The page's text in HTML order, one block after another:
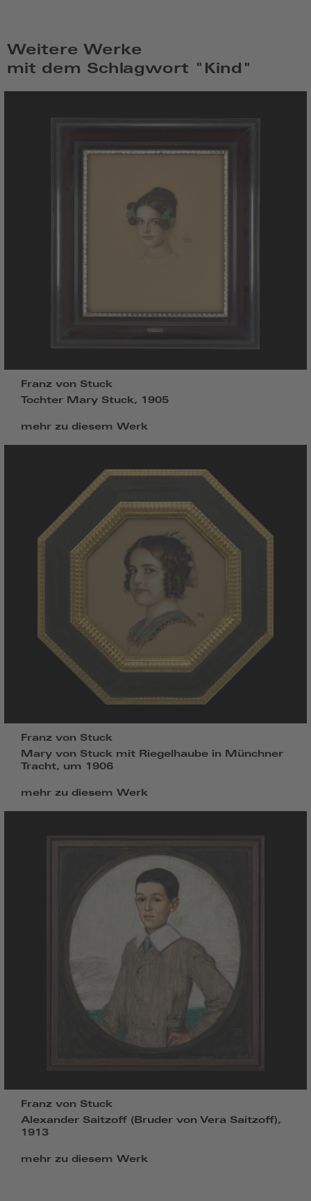
Weitere Werke
mit dem Schlagwort "Kind"
Franz von Stuck
Tochter Mary Stuck, 1905
mehr zu diesem Werk
Franz von Stuck
Mary von Stuck mit Riegelhaube in Münchner
Tracht, um 1906
mehr zu diesem Werk
Franz von Stuck
Alexander Saitzoff (Bruder von Vera Saitzoff),
1913
mehr zu diesem Werk